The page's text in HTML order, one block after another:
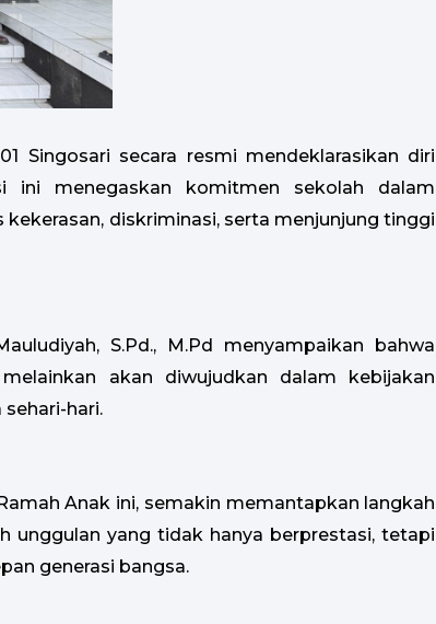
Singosari secara resmi mendeklarasikan diri
ini menegaskan komitmen sekolah dalam
diskriminasi, serta menjunjung tinggi
S.Pd., M.Pd menyampaikan bahwa
akan diwujudkan dalam kebijakan
hari.
Anak ini, semakin memantapkan langkah
unggulan yang tidak hanya berprestasi, tetapi
generasi bangsa.